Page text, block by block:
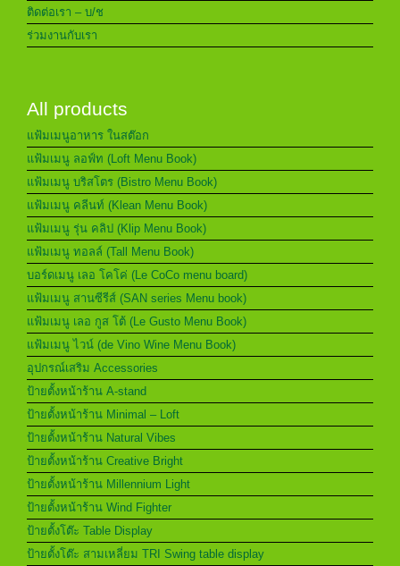
ติดต่อเรา – บ/ช
ร่วมงานกับเรา
All products
แฟ้มเมนูอาหาร ในสต๊อก
แฟ้มเมนู ลอฟ์ท (Loft Menu Book)
แฟ้มเมนู บริสโตร (Bistro Menu Book)
แฟ้มเมนู คลีนท์ (Klean Menu Book)
แฟ้มเมนู รุ่น คลิป (Klip Menu Book)
แฟ้มเมนู ทอลล์ (Tall Menu Book)
บอร์ดเมนู เลอ โคโค่ (Le CoCo menu board)
แฟ้มเมนู สานซีรีส์ (SAN series Menu book)
แฟ้มเมนู เลอ กูส โต้ (Le Gusto Menu Book)
แฟ้มเมนู ไวน์ (de Vino Wine Menu Book)
อุปกรณ์เสริม Accessories
ป้ายตั้งหน้าร้าน A-stand
ป้ายตั้งหน้าร้าน Minimal – Loft
ป้ายตั้งหน้าร้าน Natural Vibes
ป้ายตั้งหน้าร้าน Creative Bright
ป้ายตั้งหน้าร้าน Millennium Light
ป้ายตั้งหน้าร้าน Wind Fighter
ป้ายตั้งโต๊ะ Table Display
ป้ายตั้งโต๊ะ สามเหลี่ยม TRI Swing table display